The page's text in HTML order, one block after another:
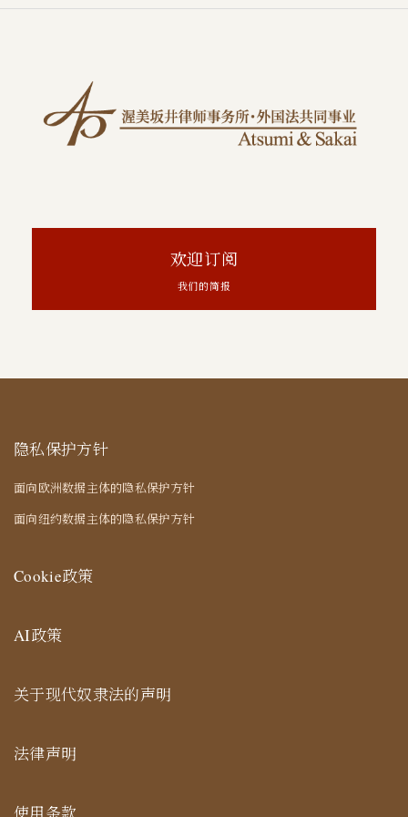
欢迎订阅
我们的简报
隐私保护方针
面向欧洲数据主体的隐私保护方针
面向纽约数据主体的隐私保护方针
Cookie政策
AI政策
关于现代奴隶法的声明
法律声明